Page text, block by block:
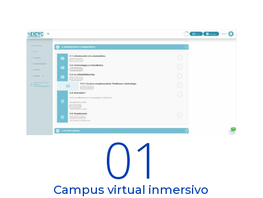
01
Campus virtual inmersivo